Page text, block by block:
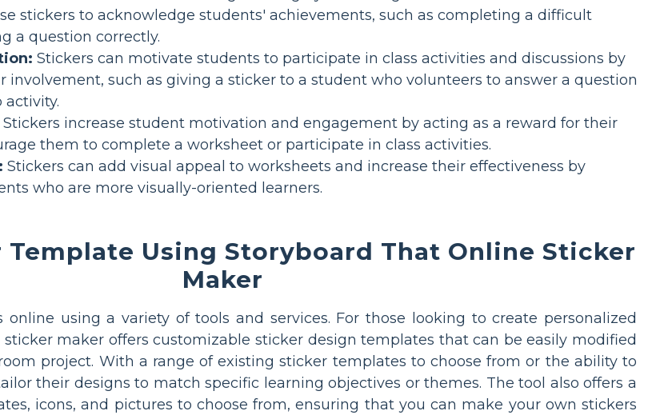
stickers to acknowledge students' achievements, such as completing a difficult
a question correctly.
Stickers can motivate students to participate in class activities and discussions by
such as giving a sticker to a student who volunteers to answer a question
Stickers increase student motivation and engagement by acting as a reward for their
them to complete a worksheet or participate in class activities.
Stickers can add visual appeal to worksheets and increase their effectiveness by
who are more visually-oriented learners.
Template Using Storyboard That Online Sticker
Maker
online using a variety of tools and services. For those looking to create personalized
maker offers customizable sticker design templates that can be easily modified
project. With a range of existing sticker templates to choose from or the ability to
their designs to match specific learning objectives or themes. The tool also offers a
icons, and pictures to choose from, ensuring that you can make your own stickers